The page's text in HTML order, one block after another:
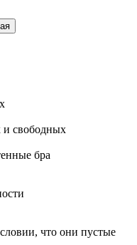
и свободных
бра
что они пустые